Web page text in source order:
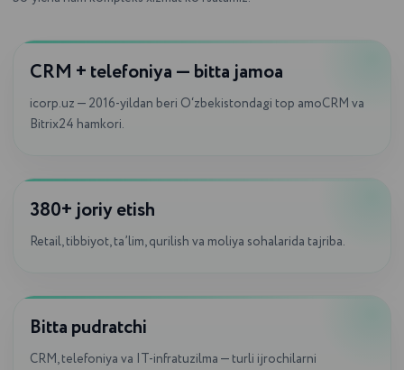
CRM + telefoniya — bitta jamoa
icorp.uz — 2016-yildan beri O‘zbekistondagi top amoCRM va
Bitrix24 hamkori.
380+ joriy etish
Retail, tibbiyot, ta’lim, qurilish va moliya sohalarida tajriba.
Bitta pudratchi
CRM, telefoniya va IT-infratuzilma — turli ijrochilarni
VideoblogiCORP
YOUTUBE-KANALI
Biznes, uni avtomatlashtirish, savdo
xizmatlarni amalga oshirish ko‘rsatkichlari
haqidagi fikrlari bilan bo‘lishamiz.